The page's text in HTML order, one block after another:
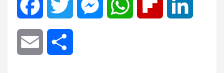
Facebook Twitter MessengerWhatsApp Flipboard
Email